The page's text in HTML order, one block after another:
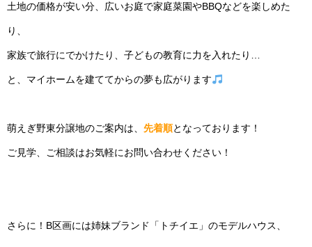
土地の価格が安い分、広いお庭で家庭菜園やBBQなどを楽しめた
り、
家族で旅行にでかけたり、子どもの教育に力を入れたり…
と、マイホームを建ててからの夢も広がります
萌えぎ野東分譲地のご案内は、 先着順となっております！
ご見学、ご相談はお気軽にお問い合わせください！
さらに！B区画には姉妹ブランド「トチイエ」のモデルハウス、